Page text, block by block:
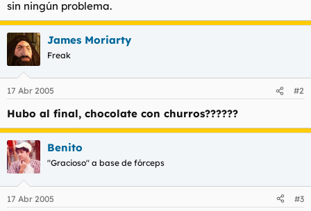
sin ningún problema.
James Moriarty
Freak
17 Abr 2005 #2
Hubo al final, chocolate con churros??????
Benito
"Gracioso" a base de fórceps
17 Abr 2005 #3